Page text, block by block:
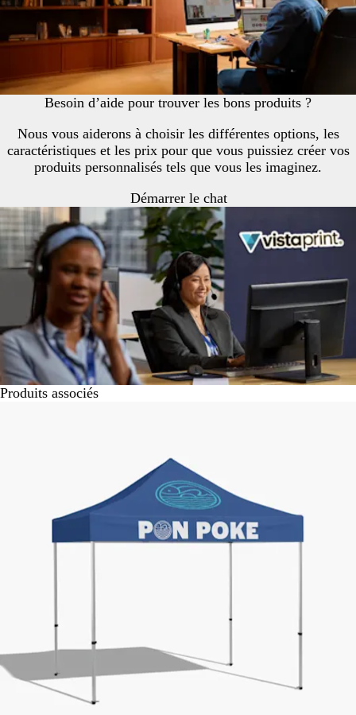
Besoin d’aide pour trouver les bons produits ?
Nous vous aiderons à choisir les différentes options, les
caractéristiques et les prix pour que vous puissiez créer vos
produits personnalisés tels que vous les imaginez.
Démarrer le chat
Produits associés